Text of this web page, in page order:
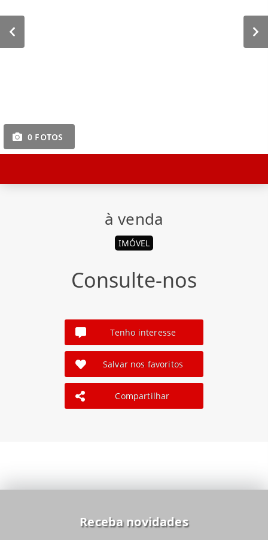
0 FOTOS
à venda
IMÓVEL
Consulte-nos
Tenho interesse
Salvar nos favoritos
Compartilhar
Receba novidades